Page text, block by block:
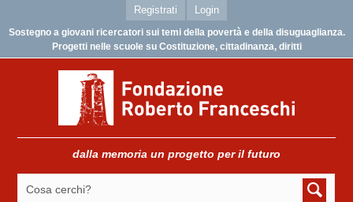
Registrati Login
Sostegno a giovani ricercatori sui temi della povertà e della disuguaglianza.
Progetti nelle scuole su Costituzione, cittadinanza, diritti
dalla memoria un progetto per il futuro